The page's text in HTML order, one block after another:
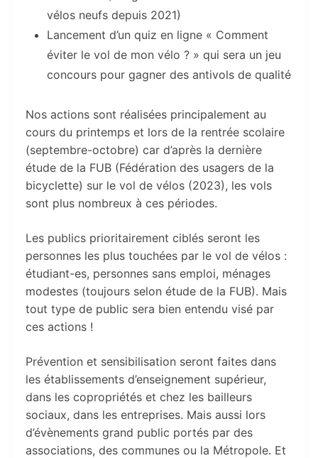
vélos neufs depuis 2021)
Lancement d’un quiz en ligne « Comment
éviter le vol de mon vélo ? » qui sera un jeu
concours pour gagner des antivols de qualité
Nos actions sont réalisées principalement au
cours du printemps et lors de la rentrée scolaire
(septembre-octobre) car d’après la dernière
étude de la FUB (Fédération des usagers de la
bicyclette) sur le vol de vélos (2023), les vols
sont plus nombreux à ces périodes.
Les publics prioritairement ciblés seront les
personnes les plus touchées par le vol de vélos :
étudiant-es, personnes sans emploi, ménages
modestes (toujours selon étude de la FUB). Mais
tout type de public sera bien entendu visé par
ces actions !
Prévention et sensibilisation seront faites dans
les établissements d’enseignement supérieur,
dans les copropriétés et chez les bailleurs
sociaux, dans les entreprises. Mais aussi lors
d’évènements grand public portés par des
associations, des communes ou la Métropole. Et